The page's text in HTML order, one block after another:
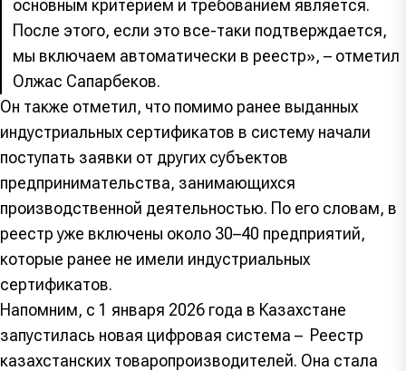
основным критерием и требованием является.
После этого, если это все-таки подтверждается,
мы включаем автоматически в реестр», – отметил
Олжас Сапарбеков.
Он также отметил, что помимо ранее выданных
индустриальных сертификатов в систему начали
поступать заявки от других субъектов
предпринимательства, занимающихся
производственной деятельностью. По его словам, в
реестр уже включены около 30–40 предприятий,
которые ранее не имели индустриальных
сертификатов.
Напомним, с 1 января 2026 года в Казахстане
запустилась новая цифровая система – Реестр
казахстанских товаропроизводителей. Она стала